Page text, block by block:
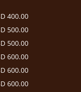
400.00
500.00
500.00
600.00
600.00
600.00